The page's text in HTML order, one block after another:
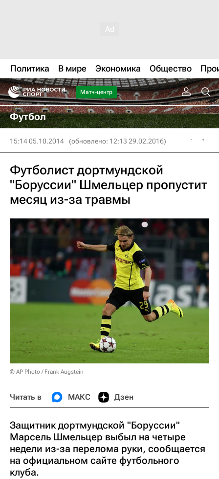
Политика В мире Экономика Общество
Матч-центр
Футбол
15:14 05.10.2014 (обновлено: 12:13 29.02.2016)
Футболист дортмундской
"Боруссии" Шмельцер пропустит
месяц из-за травмы
© AP Photo / Frank Augstein
Читать в МАКС Дзен
Защитник дортмундской "Боруссии"
Марсель Шмельцер выбыл на четыре
недели из-за перелома руки, сообщается
на официальном сайте футбольного
клуба.